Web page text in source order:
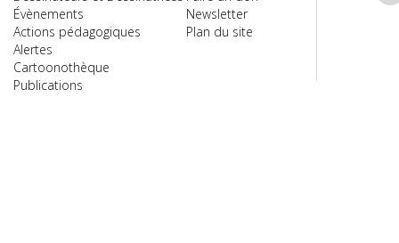
Évènements
Actions pédagogiques
Alertes
Cartoonothèque
Publications
Newsletter
Plan du site